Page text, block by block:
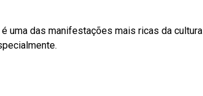
uma das manifestações mais ricas da cultura